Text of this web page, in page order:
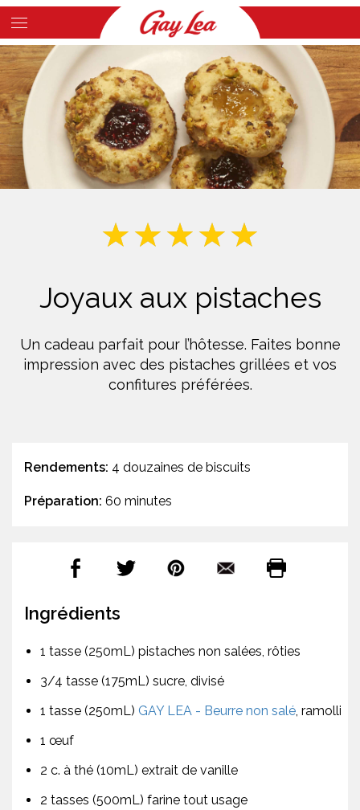
Skip
to
main
content
Main
Content
Joyaux aux pistaches
Un cadeau parfait pour l’hôtesse. Faites bonne
impression avec des pistaches grillées et vos
confitures préférées.
Rendements: 4 douzaines de biscuits
Préparation: 60 minutes
Ingrédients
1 tasse (250mL) pistaches non salées, rôties
3/4 tasse (175mL) sucre, divisé
1 tasse (250mL) GAY LEA - Beurre non salé, ramolli
1 œuf
2 c. à thé (10mL) extrait de vanille
2 tasses (500mL) farine tout usage